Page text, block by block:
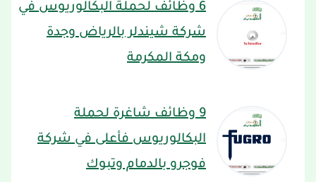
6 وظائف لحملة البكالوريوس في
شركة شيندلر بالرياض وجدة
ومكة المكرمة
9 وظائف شاغرة لحملة
البكالوريوس فأعلى في شركة
فوجرو بالدمام وتبوك